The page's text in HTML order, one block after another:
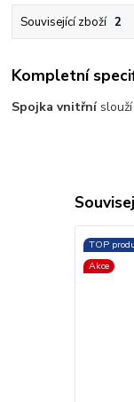
Související zboží 2
Kompletní
Spojka vnitřníslouží
TOP
Akce